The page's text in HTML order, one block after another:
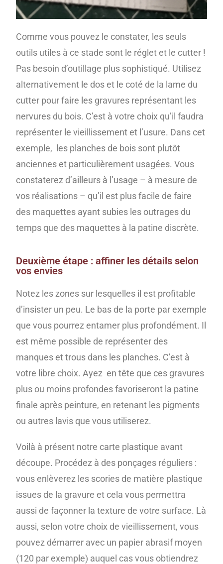
Comme vous pouvez le constater, les seuls
outils utiles à ce stade sont le réglet et le cutter !
Pas besoin d’outillage plus sophistiqué. Utilisez
alternativement le dos et le coté de la lame du
cutter pour faire les gravures représentant les
nervures du bois. C’est à votre choix qu’il faudra
représenter le vieillissement et l’usure. Dans cet
exemple, les planches de bois sont plutôt
anciennes et particulièrement usagées. Vous
constaterez d’ailleurs à l’usage – à mesure de
vos réalisations – qu’il est plus facile de faire
des maquettes ayant subies les outrages du
temps que des maquettes à la patine discrète.
Deuxième étape : affiner les détails selon
vos envies
Notez les zones sur lesquelles il est profitable
d’insister un peu. Le bas de la porte par exemple
que vous pourrez entamer plus profondément. Il
est même possible de représenter des
manques et trous dans les planches. C’est à
votre libre choix. Ayez en tête que ces gravures
plus ou moins profondes favoriseront la patine
finale après peinture, en retenant les pigments
ou autres lavis que vous utiliserez.
Voilà à présent notre carte plastique avant
découpe. Procédez à des ponçages réguliers :
vous enlèverez les scories de matière plastique
issues de la gravure et cela vous permettra
aussi de façonner la texture de votre surface. Là
aussi, selon votre choix de vieillissement, vous
pouvez démarrer avec un papier abrasif moyen
(120 par exemple) auquel cas vous obtiendrez